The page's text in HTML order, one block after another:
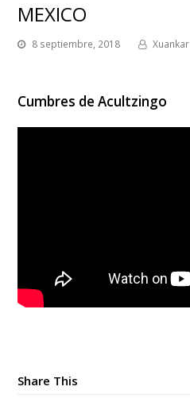
MEXICO
8 septiembre, 2018 Xuankar
Cumbres de Acultzingo
Share This